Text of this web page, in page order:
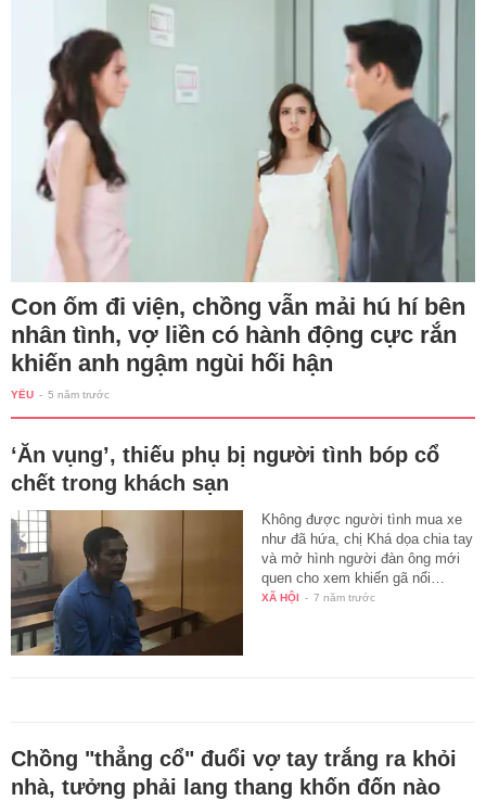
Con ốm đi viện, chồng vẫn mải hú hí bên
nhân tình, vợ liền có hành động cực rắn
khiến anh ngậm ngùi hối hận
YÊU - 5 năm trước
‘Ăn vụng’, thiếu phụ bị người tình bóp cổ
chết trong khách sạn
Không được người tình mua xe
như đã hứa, chị Khá dọa chia tay
và mở hình người đàn ông mới
quen cho xem khiến gã nổi…
XÃ HỘI - 7 năm trước
Chồng "thẳng cổ" đuổi vợ tay trắng ra khỏi
nhà, tưởng phải lang thang khốn đốn nào